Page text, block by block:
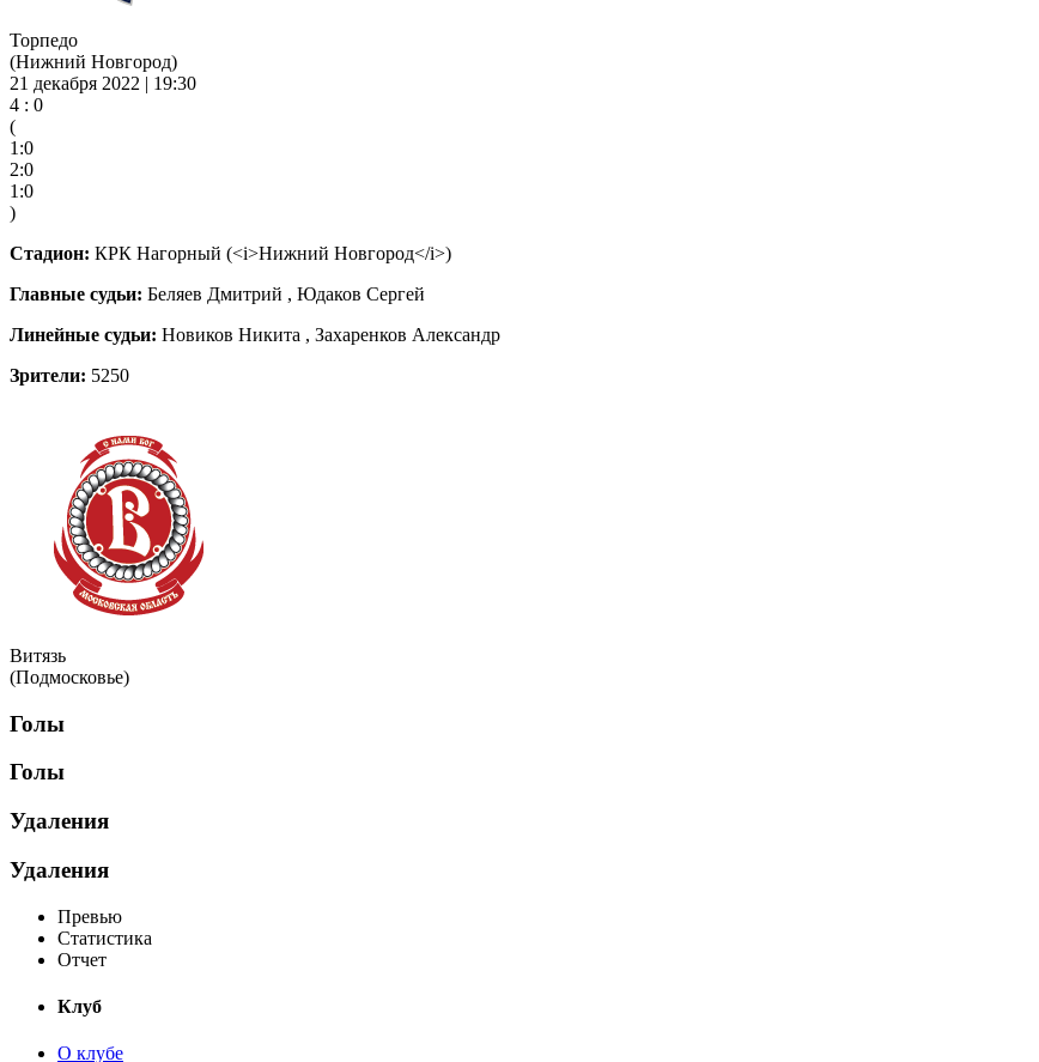
Торпедо
(Нижний Новгород)
21 декабря 2022 | 19:30
4 : 0
(
1:0
2:0
1:0
)
Стадион: КРК Нагорный (<i>Нижний Новгород</i>)
Главные судьи: Беляев Дмитрий , Юдаков Сергей
Линейные судьи: Новиков Никита , Захаренков Александр
Зрители: 5250
Витязь
(Подмосковье)
Голы
Голы
Удаления
Удаления
Превью
Статистика
Отчет
Клуб
О клубе